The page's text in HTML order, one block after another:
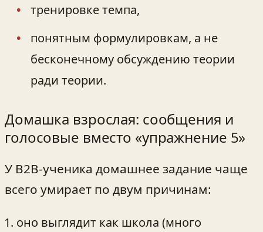
тренировке темпа,
понятным формулировкам, а не
бесконечному обсуждению теории
ради теории.
Домашка взрослая: сообщения и
голосовые вместо «упражнение 5»
У B2B‑ученика домашнее задание чаще
всего умирает по двум причинам:
оно выглядит как школа (много